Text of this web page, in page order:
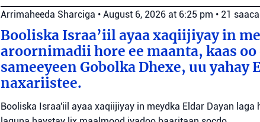
Arrimaheeda Sharciga • August 6, 2026 at 6:25 pm • 21
Booliska Israa’iil ayaa xaqiijiyay in
aroornimadii hore ee maanta, kaas oo
sameeyeen Gobolka Dhexe, uu yahay
naxariistee.
Booliska Israa'iil ayaa xaqiijiyay in meydka Eldar Dayan laga